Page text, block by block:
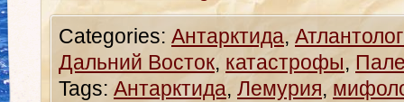
Categories: Антарктида,
Дальний Восток, катастрофы,
Tags: Антарктида, Лемурия,